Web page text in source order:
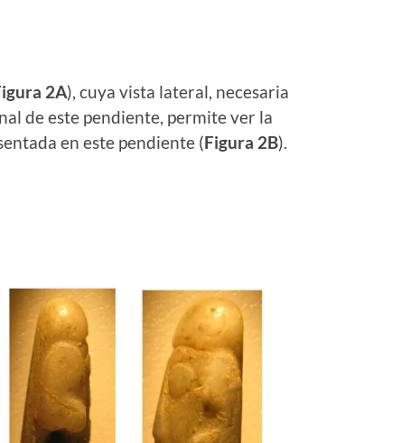
2A), cuya vista lateral, necesaria
de este pendiente, permite ver la
en este pendiente (Figura 2B).